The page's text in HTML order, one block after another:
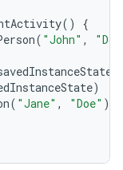
()
{
( "John" ,
)
( "Jane" , "Doe" )